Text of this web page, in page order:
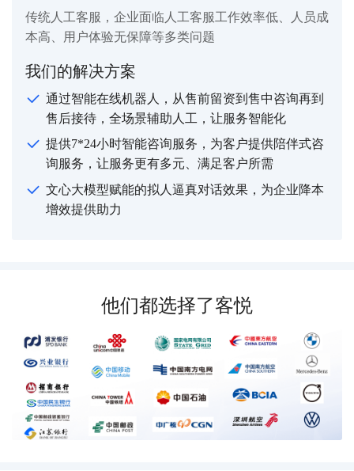
传统人工客服，企业面临人工客服工作效率低、人员成
本高、用户体验无保障等多类问题
我们的解决方案
通过智能在线机器人，从售前留资到售中咨询再到
售后接待，全场景辅助人工，让服务智能化
提供7*24小时智能咨询服务，为客户提供陪伴式咨
询服务，让服务更有多元、满足客户所需
文心大模型赋能的拟人逼真对话效果，为企业降本
增效提供助力
他们都选择了客悦